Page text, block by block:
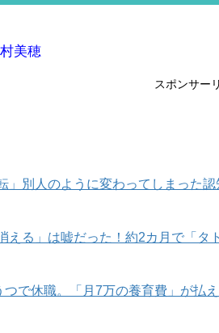
っていますか？【オタ
美穂
スポンサー
」別人のように変わってしまった
える」は嘘だった！約2カ月で「
で休職。「月7万の養育費」が払